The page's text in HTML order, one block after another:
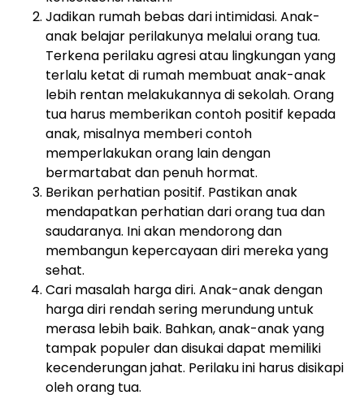
Jadikan rumah bebas dari intimidasi. Anak-
anak belajar perilakunya melalui orang tua.
Terkena perilaku agresi atau lingkungan yang
terlalu ketat di rumah membuat anak-anak
lebih rentan melakukannya di sekolah. Orang
tua harus memberikan contoh positif kepada
anak, misalnya memberi contoh
memperlakukan orang lain dengan
bermartabat dan penuh hormat.
Berikan perhatian positif. Pastikan anak
mendapatkan perhatian dari orang tua dan
saudaranya. Ini akan mendorong dan
membangun kepercayaan diri mereka yang
sehat.
Cari masalah harga diri. Anak-anak dengan
harga diri rendah sering merundung untuk
merasa lebih baik. Bahkan, anak-anak yang
tampak populer dan disukai dapat memiliki
kecenderungan jahat. Perilaku ini harus disikapi
oleh orang tua.